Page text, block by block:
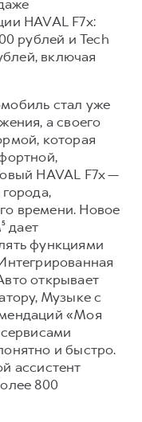
HAVAL F7x:
рублей и Tech
включая
стал уже
а своего
которая
HAVAL F7x —
времени. Новое
дает
функциями
открывает
Музыке с
«Моя
и быстро.
ассистент
800